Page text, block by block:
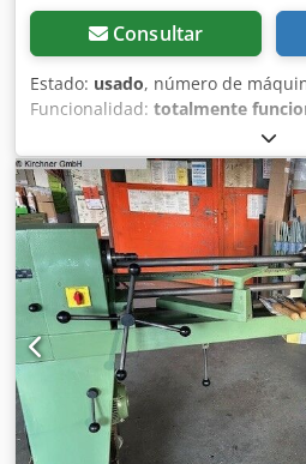
Consultar
Estado: usado, número de
Funcionalidad: totalmente
, Se vende sierra de cinta
estado. Recogida por el